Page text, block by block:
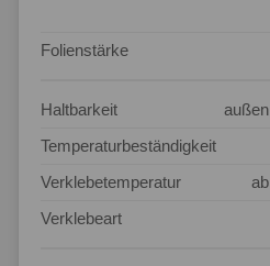
Folienstärke
Haltbarkeit außen
Temperaturbeständigkeit
Verklebetemperatur
ab
Verklebeart